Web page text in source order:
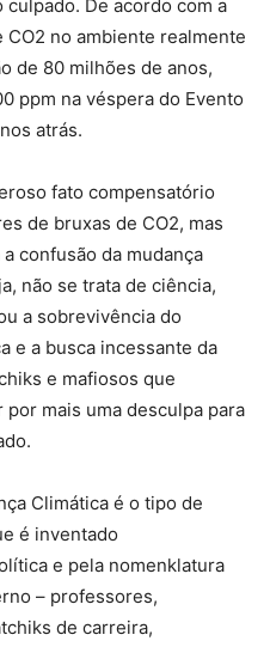
culpado. De acordo com a
no ambiente realmente
de 80 milhões de anos,
ppm na véspera do Evento
atrás.
fato compensatório
de bruxas de CO2, mas
confusão da mudança
não se trata de ciência,
a sobrevivência do
e a busca incessante da
e mafiosos que
mais uma desculpa para
Climática é o tipo de
é inventado
e pela nomenklatura
– professores,
de carreira,